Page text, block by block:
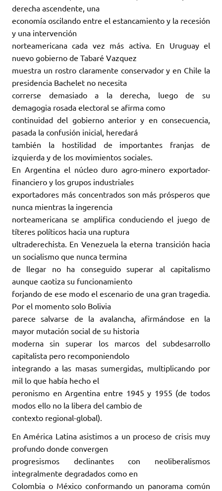
derecha ascendente, una
economía oscilando entre el estancamiento y la recesión
y una intervención
norteamericana cada vez más activa. En Uruguay el
nuevo gobierno de Tabaré Vazquez
muestra un rostro claramente conservador y en Chile la
presidencia Bachelet no necesita
correrse demasiado a la derecha, luego de su
demagogia rosada electoral se afirma como
continuidad del gobierno anterior y en consecuencia,
pasada la confusión inicial, heredará
también la hostilidad de importantes franjas de
izquierda y de los movimientos sociales.
En Argentina el núcleo duro agro-minero exportador-
financiero y los grupos industriales
exportadores más concentrados son más prósperos que
nunca mientras la ingerencia
norteamericana se amplifica conduciendo el juego de
títeres políticos hacia una ruptura
ultraderechista. En Venezuela la eterna transición hacia
un socialismo que nunca termina
de llegar no ha conseguido superar al capitalismo
aunque caotiza su funcionamiento
forjando de ese modo el escenario de una gran tragedia.
Por el momento solo Bolivia
parece salvarse de la avalancha, afirmándose en la
mayor mutación social de su historia
moderna sin superar los marcos del subdesarrollo
capitalista pero recomponiendolo
integrando a las masas sumergidas, multiplicando por
mil lo que había hecho el
peronismo en Argentina entre 1945 y 1955 (de todos
modos ello no la libera del cambio de
contexto regional-global).
En América Latina asistimos a un proceso de crisis muy
profundo donde convergen
progresismos declinantes con neoliberalismos
integralmente degradados como en
Colombia o México conformando un panorama común